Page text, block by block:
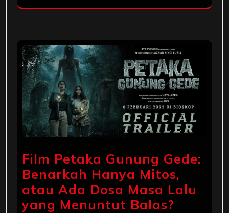
Film Petaka Gunung Gede:
Benarkah Hanya Mitos,
atau Ada Dosa Masa Lalu
yang Menuntut Balas?